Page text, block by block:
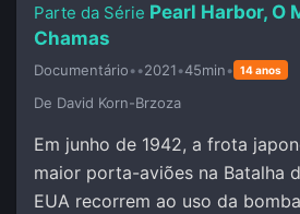
Pearl Harbor, O
Chamas
Documentário••2021•45min• 14 anos
De David Korn-Brzoza
Em junho de 1942, a frota
maior porta-aviões na Batalha
EUA recorrem ao uso da